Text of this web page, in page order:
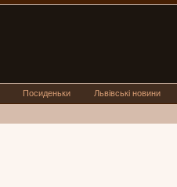
Посиденьки Львівські новини